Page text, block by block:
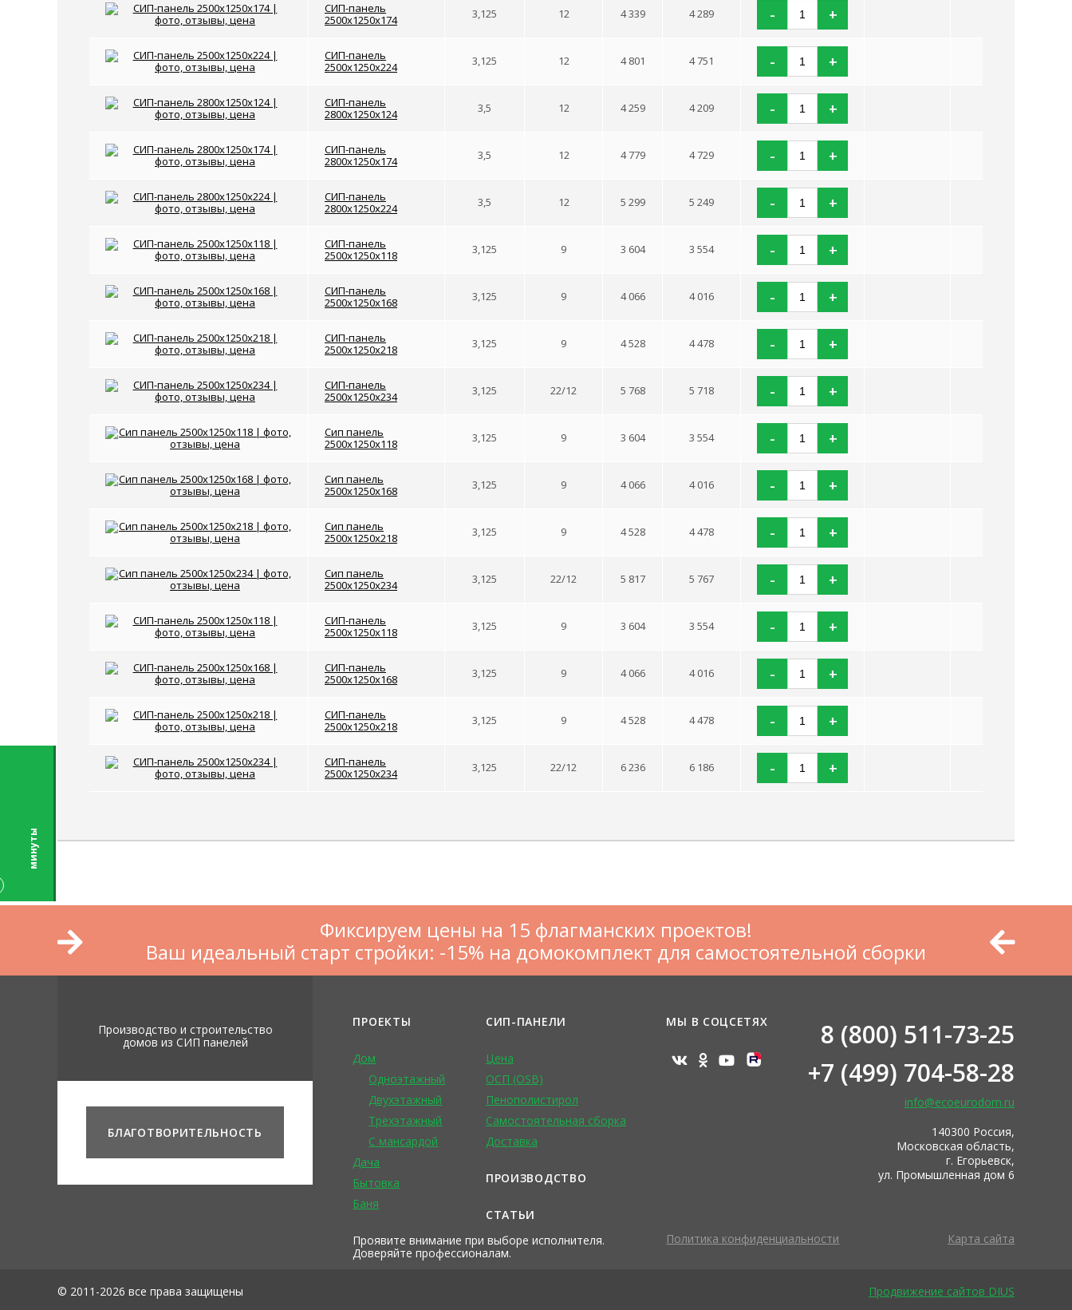
СИП-панель
2500x1250x174
3,125 12 4 339 4 289 - +
СИП-панель
2500x1250x224
3,125 12 4 801 4 751 - +
СИП-панель
2800x1250x124
3,5 12 4 259 4 209 - +
СИП-панель
2800x1250x174
3,5 12 4 779 4 729 - +
СИП-панель
2800x1250x224
3,5 12 5 299 5 249 - +
СИП-панель
2500x1250x118
3,125 9 3 604 3 554 - +
СИП-панель
2500x1250x168
3,125 9 4 066 4 016 - +
СИП-панель
2500x1250x218
3,125 9 4 528 4 478 - +
СИП-панель
2500x1250x234
3,125 22/12 5 768 5 718 - +
Сип панель
2500x1250x118
3,125 9 3 604 3 554 - +
Сип панель
2500x1250x168
3,125 9 4 066 4 016 - +
Сип панель
2500x1250x218
3,125 9 4 528 4 478 - +
Сип панель
2500x1250x234
3,125 22/12 5 817 5 767 - +
СИП-панель
2500x1250x118
3,125 9 3 604 3 554 - +
СИП-панель
2500x1250x168
3,125 9 4 066 4 016 - +
СИП-панель
2500x1250x218
3,125 9 4 528 4 478 - +
СИП-панель
2500x1250x234
3,125 22/12 6 236 6 186 - +
Фиксируем цены на 15 флагманских проектов!
Ваш идеальный старт стройки: -15% на домокомплект для самостоятельной сборки
Производство и строительство
домов из СИП панелей
БЛАГОТВОРИТЕЛЬНОСТЬ
ПРОЕКТЫ
Дом
Одноэтажный
Двухэтажный
Трехэтажный
С мансардой
Дача
Бытовка
Баня
Проявите внимание при выборе исполнителя.
Доверяйте профессионалам.
СИП-ПАНЕЛИ
Цена
ОСП (OSB)
Пенополистирол
Самостоятельная сборка
Доставка
ПРОИЗВОДСТВО
СТАТЬИ
МЫ В СОЦСЕТЯХ
Политика конфиденциальности
8 (800) 511-73-25
+7 (499) 704-58-28
info@ecoeurodom.ru
140300 Россия,
Московская область,
г. Егорьевск,
ул. Промышленная дом 6
Карта сайта
© 2011-2026 все права защищены Продвижение сайтов DIUS
ы